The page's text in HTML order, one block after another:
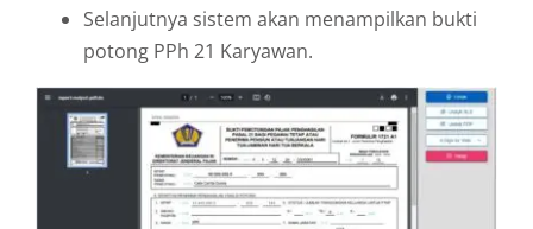
Selanjutnya sistem akan menampilkan bukti
potong PPh 21 Karyawan.